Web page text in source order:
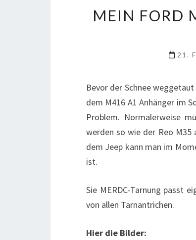
MEIN FORD
21.
Bevor der Schnee
dem M416 A1 Anhänger im
Problem. Normalerweise
werden so wie der Reo
dem Jeep kann man im
ist.
Sie MERDC-Tarnung passt
von allen Tarnantrichen.
Hier die Bilder: